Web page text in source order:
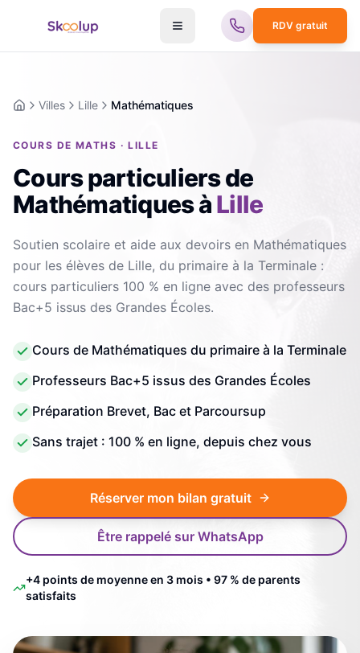
RDV gratuit
AccueilVilles Lille Mathématiques
COURS DE MATHS · LILLE
Cours particuliers de
MathématiquesàLille
Soutien scolaire et aide aux devoirs en Mathématiques
pour les élèves de Lille, du primaire à la Terminale :
cours particuliers 100 % en ligne avec des professeurs
Bac+5 issus des Grandes Écoles.
Cours de Mathématiques du primaire à la Terminale
Professeurs Bac+5 issus des Grandes Écoles
Préparation Brevet, Bac et Parcoursup
Sans trajet : 100 % en ligne, depuis chez vous
Réserver mon bilan gratuit
Être rappelé sur WhatsApp
+4 points de moyenne en 3 mois • 97 % de parents
satisfaits